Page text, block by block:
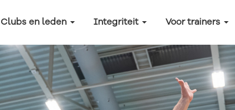
Clubs en leden Integriteit Voor trainers